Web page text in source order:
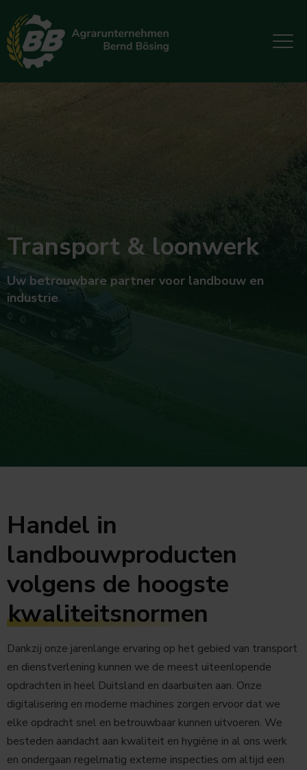
Transport & loonwerk
Uw betrouwbare partner voor landbouw en
industrie
Handel in
landbouwproducten
volgens de hoogste
kwaliteitsnormen
Dankzij onze jarenlange ervaring op het gebied van transport
en dienstverlening kunnen we de meest uiteenlopende
opdrachten in heel Duitsland en daarbuiten aan. Onze
digitalisering en moderne machines zorgen ervoor dat we
elke opdracht snel en betrouwbaar kunnen uitvoeren. We
besteden aandacht aan kwaliteit en hygiëne in al ons werk
en ondergaan regelmatig externe inspecties om altijd een